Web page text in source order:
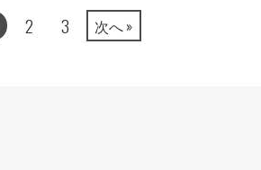
2 3 次へ »